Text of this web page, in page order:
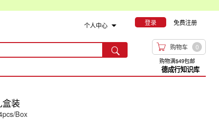
个人中心 登录 免费注册
  购物车 0
购物满$49包邮
德成行知识库
盒装
Box